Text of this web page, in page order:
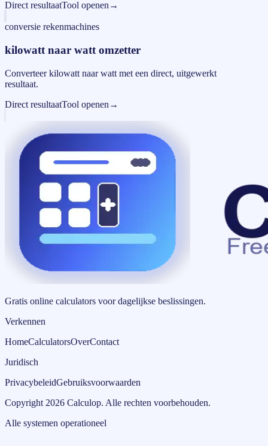
Direct resultaatTool openen →
conversie rekenmachines
kilowatt naar watt omzetter
Converteer kilowatt naar watt met een direct, uitgewerkt
resultaat.
Direct resultaatTool openen →
Gratis online calculators voor dagelijkse beslissingen.
Verkennen
HomeCalculatorsOverContact
Juridisch
PrivacybeleidGebruiksvoorwaarden
Copyright 2026 Calculop. Alle rechten voorbehouden.
Alle systemen operationeel